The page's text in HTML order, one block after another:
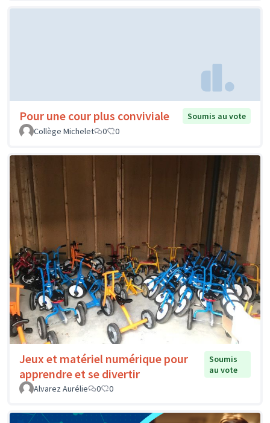
Pour une cour plus conviviale
Soumis au vote
Collège Michelet
0 0
Jeux et matériel numérique pour
apprendre et se divertir
Soumis
au vote
Alvarez Aurélie
0 0